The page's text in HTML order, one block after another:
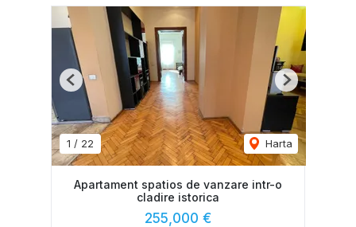
1 / 22 Harta
Previous Next
Apartament spatios de vanzare intr-o
cladire istorica
255,000 €